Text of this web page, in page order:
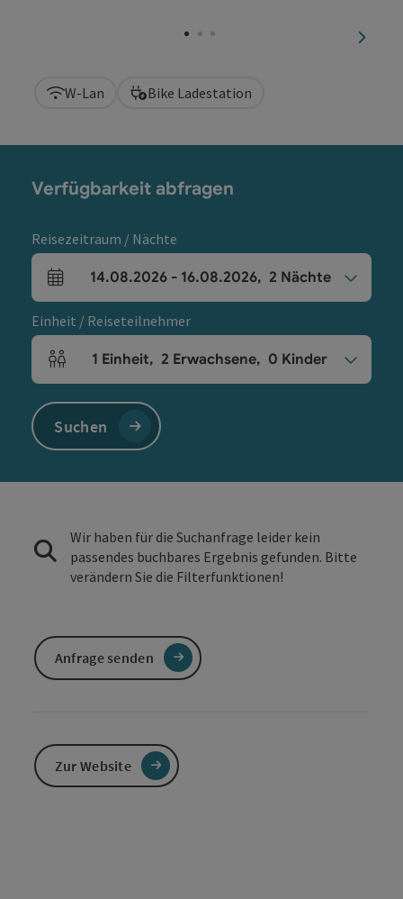
W-Lan Bike Ladestation
Verfügbarkeit abfragen
Reisezeitraum / Nächte
An- und Abreisefelder
14.08.2026 - 16.08.2026, 2 Nächte
Einheit / Reiseteilnehmer
Einheitenanzahl und Personenfelder
1 Einheit, 2 Erwachsene, 0 Kinder
Suchen
Wir haben für die Suchanfrage leider kein
passendes buchbares Ergebnis gefunden. Bitte
verändern Sie die Filterfunktionen!
Anfrage senden
Zur Website